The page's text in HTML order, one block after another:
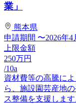
業」
熊本県
申請期間 〜2026年4
上限金額
250万円
/10a
資材費等の高騰に
ら、施設園芸産地
ス整備を支援します